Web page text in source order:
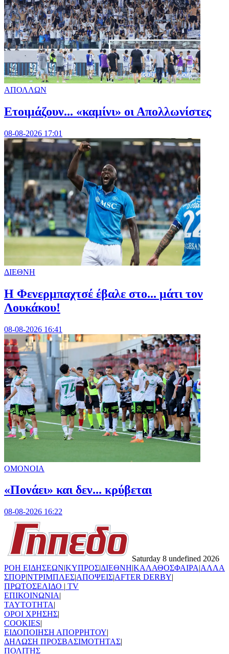
ΑΠΟΛΛΩΝ
Ετοιμάζουν... «καμίνι» οι Απολλωνίστες
08-08-2026 17:01
ΔΙΕΘΝΗ
Η Φενερμπαχτσέ έβαλε στο... μάτι τον
Λουκάκου!
08-08-2026 16:41
ΟΜΟΝΟΙΑ
«Πονάει» και δεν... κρύβεται
08-08-2026 16:22
Saturday 8 undefined 2026
ΡΟΗ ΕΙΔΗΣΕΩΝ|ΚΥΠΡΟΣ|ΔΙΕΘΝΗ|ΚΑΛΑΘΟΣΦΑΙΡΑ|ΑΛΛΑ
ΣΠΟΡ|ΝΤΡΙΜΠΛΕΣ|ΑΠΟΨΕΙΣ|AFTER DERBY|
ΠΡΩΤΟΣΕΛΙΔΟ | TV
ΕΠΙΚΟΙΝΩΝΙΑ|
TAYTOTHTA|
ΟΡΟΙ ΧΡΗΣΗΣ|
COOKIES|
ΕΙΔΟΠΟΙΗΣΗ ΑΠΟΡΡΗΤΟΥ|
ΔΗΛΩΣΗ ΠΡΟΣΒΑΣΙΜΟΤΗΤΑΣ|
ΠΟΛΙΤΗΣ